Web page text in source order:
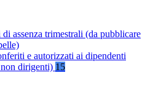
di assenza trimestrali (da pubblicare
e autorizzati ai dipendenti
dirigenti) 15